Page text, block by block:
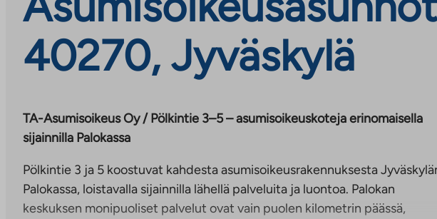
40270, Jyväskylä
TA-Asumisoikeus Oy / Pölkintie 3–5 – asumisoikeuskoteja erinomaisella
sijainnilla Palokassa
Pölkintie 3 ja 5 koostuvat kahdesta asumisoikeusrakennuksesta
Palokassa, loistavalla sijainnilla lähellä palveluita ja luontoa. Palokan
keskuksen monipuoliset palvelut ovat vain puolen kilometrin päässä,